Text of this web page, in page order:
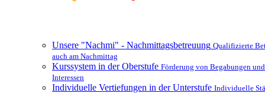
Unsere "Nachmi" - Nachmittagsbetreuung Qualifizierte
auch am Nachmittag
Kurssystem in der Oberstufe Förderung von Begabungen und
Interessen
Individuelle Vertiefungen in der Unterstufe Individuelle